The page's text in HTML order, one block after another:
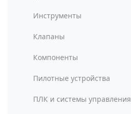
Инструменты
Клапаны
Компоненты
Пилотные устройства
ПЛК и системы управления